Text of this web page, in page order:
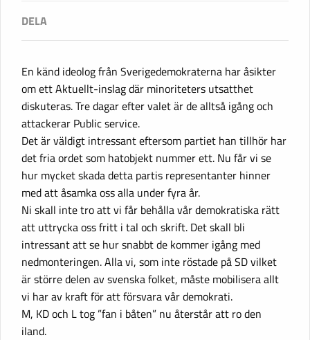
En känd ideolog från Sverigedemokraterna har åsikter
om ett Aktuellt-inslag där minoriteters utsatthet
diskuteras. Tre dagar efter valet är de alltså igång och
attackerar Public service.
Det är väldigt intressant eftersom partiet han tillhör har
det fria ordet som hatobjekt nummer ett. Nu får vi se
hur mycket skada detta partis representanter hinner
med att åsamka oss alla under fyra år.
Ni skall inte tro att vi får behålla vår demokratiska rätt
att uttrycka oss fritt i tal och skrift. Det skall bli
intressant att se hur snabbt de kommer igång med
nedmonteringen. Alla vi, som inte röstade på SD vilket
är större delen av svenska folket, måste mobilisera allt
vi har av kraft för att försvara vår demokrati.
M, KD och L tog ”fan i båten” nu återstår att ro den
iland.